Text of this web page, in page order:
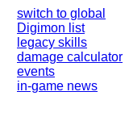
switch to global
Digimon list
legacy skills
damage calculator
events
in-game news